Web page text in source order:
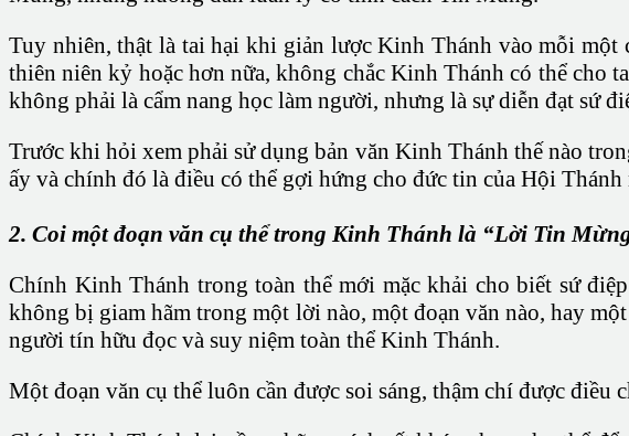
Tuy nhiên, thật là tai hại khi giản lược Kinh Thánh vào mỗi
thiên niên kỷ hoặc hơn nữa, không chắc Kinh Thánh có thể
không phải là cẩm nang học làm người, nhưng là sự diễn đạt sứ
Trước khi hỏi xem phải sử dụng bản văn Kinh Thánh thế nào
ấy và chính đó là điều có thể gợi hứng cho đức tin của Hội Thánh
2. Coi một đoạn văn cụ thể trong Kinh Thánh là “Lời Tin
Chính Kinh Thánh trong toàn thể mới mặc khải cho biết sứ
không bị giam hãm trong một lời nào, một đoạn văn nào, hay
người tín hữu đọc và suy niệm toàn thể Kinh Thánh.
Một đoạn văn cụ thể luôn cần được soi sáng, thậm chí được